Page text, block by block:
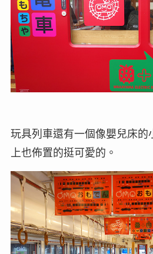
玩具列車還有一個像嬰兒床的
上也佈置的挺可愛的。